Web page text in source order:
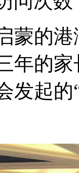
的港
年的
发起